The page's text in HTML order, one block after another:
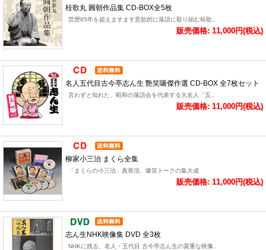
桂歌丸 圓朝作品集 CD-BOX全5枚
芸歴65年を超えますます意欲的に落語に取り組む桂歌..
販売価格: 11,000円(税込)
名人五代目古今亭志ん生 艶笑噺傑作選 CD-BOX 全7枚セット
言わずと知れた、昭和の落語会を代表する大名人「五..
販売価格: 11,000円(税込)
柳家小三治 まくら全集
「まくらの小三治」真骨頂、爆笑トークの集大成
販売価格: 11,000円(税込)
志ん生NHK映像集 DVD 全3枚
NHKに残る、名人・五代目 古今亭志ん生の貴重な映像..